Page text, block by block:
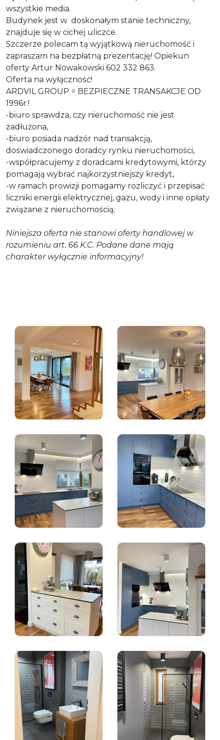
wszystkie media.
Budynek jest w doskonałym stanie techniczny,
znajduje się w cichej uliczce.
Szczerze polecam tą wyjątkową nieruchomość i
zapraszam na bezpłatną prezentację! Opiekun
oferty Artur Nowakowski 602 332 863.
Oferta na wyłączność!
ARDVIL GROUP = BEZPIECZNE TRANSAKCJE OD
1996r.!
-biuro sprawdza, czy nieruchomość nie jest
zadłużona,
-biuro posiada nadzór nad transakcją,
doświadczonego doradcy rynku nieruchomości,
-współpracujemy z doradcami kredytowymi, którzy
pomagają wybrać najkorzystniejszy kredyt,
-w ramach prowizji pomagamy rozliczyć i przepisać
liczniki energii elektrycznej, gazu, wody i inne opłaty
związane z nieruchomością;
Niniejsza oferta nie stanowi oferty handlowej w
rozumieniu art. 66 K.C. Podane dane mają
charakter wyłącznie informacyjny!